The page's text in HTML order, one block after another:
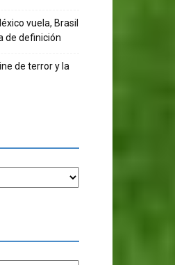
vuela, Brasil
de definición
de terror y la